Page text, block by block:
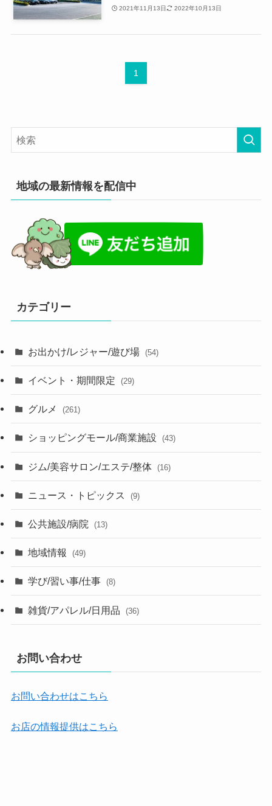
2021年11月13日 2022年10月13日
1
地域の最新情報を配信中
カテゴリー
お出かけ/レジャー/遊び場 (54)
イベント・期間限定 (29)
グルメ (261)
ショッピングモール/商業施設 (43)
ジム/美容サロン/エステ/整体 (16)
ニュース・トピックス (9)
公共施設/病院 (13)
地域情報 (49)
学び/習い事/仕事 (8)
雑貨/アパレル/日用品 (36)
お問い合わせ
お問い合わせはこちら
お店の情報提供はこちら